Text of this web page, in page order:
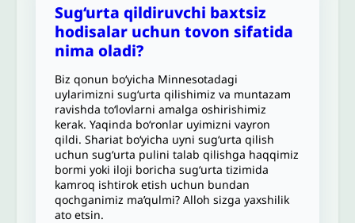
Sug‘urta qildiruvchi baxtsiz
hodisalar uchun tovon sifatida
nima oladi?
Biz qonun bo‘yicha Minnesotadagi
uylarimizni sug‘urta qilishimiz va muntazam
ravishda to‘lovlarni amalga oshirishimiz
kerak. Yaqinda bo‘ronlar uyimizni vayron
qildi. Shariat bo‘yicha uyni sug‘urta qilish
uchun sug‘urta pulini talab qilishga haqqimiz
bormi yoki iloji boricha sug‘urta tizimida
kamroq ishtirok etish uchun bundan
qochganimiz ma’qulmi? Alloh sizga yaxshilik
ato etsin.